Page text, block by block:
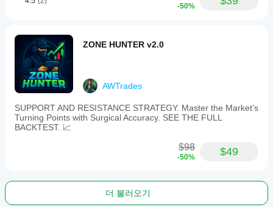
-50%
ZONE HUNTER v2.0
AWTrades
SUPPORT AND RESISTANCE STRATEGY. Master the Market’s
Turning Points with Surgical Accuracy. SEE THE FULL
BACKTEST. 📈
$98
-50% $49
더 불러오기